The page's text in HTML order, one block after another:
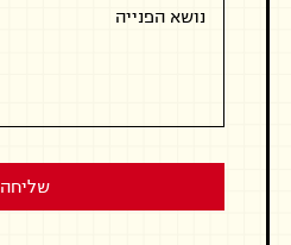
השאירו
SUSHI